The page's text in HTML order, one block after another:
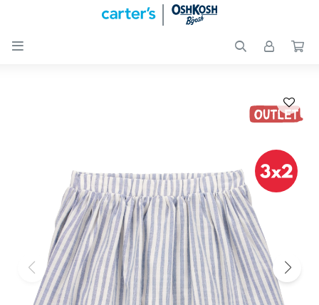

Nuevos
Calzado
Carter
OUTLET